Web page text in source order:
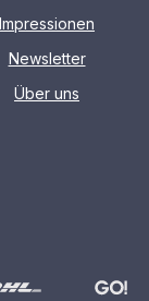
Impressionen
Newsletter
Über uns